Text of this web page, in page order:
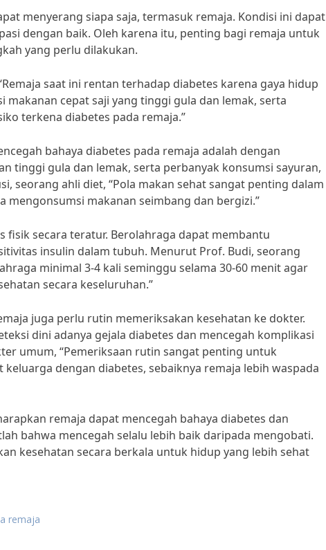
menyerang siapa saja, termasuk remaja. Kondisi ini dapat
dengan baik. Oleh karena itu, penting bagi remaja untuk
yang perlu dilakukan.
saat ini rentan terhadap diabetes karena gaya hidup
cepat saji yang tinggi gula dan lemak, serta
terkena diabetes pada remaja.”
bahaya diabetes pada remaja adalah dengan
tinggi gula dan lemak, serta perbanyak konsumsi sayuran,
seorang ahli diet, “Pola makan sehat sangat penting dalam
mengonsumsi makanan seimbang dan bergizi.”
secara teratur. Berolahraga dapat membantu
insulin dalam tubuh. Menurut Prof. Budi, seorang
minimal 3-4 kali seminggu selama 30-60 menit agar
secara keseluruhan.”
juga perlu rutin memeriksakan kesehatan ke dokter.
dini adanya gejala diabetes dan mencegah komplikasi
umum, “Pemeriksaan rutin sangat penting untuk
dengan diabetes, sebaiknya remaja lebih waspada
remaja dapat mencegah bahaya diabetes dan
bahwa mencegah selalu lebih baik daripada mengobati.
kesehatan secara berkala untuk hidup yang lebih sehat
remaja